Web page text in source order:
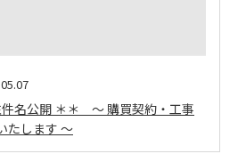
件名公開 ＊＊ ～ 購買契約・工事
たします ～